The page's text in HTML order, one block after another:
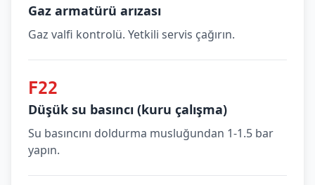
Gaz armatürü arızası
Gaz valfi kontrolü. Yetkili servis çağırın.
F22
Düşük su basıncı (kuru çalışma)
Su basıncını doldurma musluğundan 1-1.5 bar
yapın.